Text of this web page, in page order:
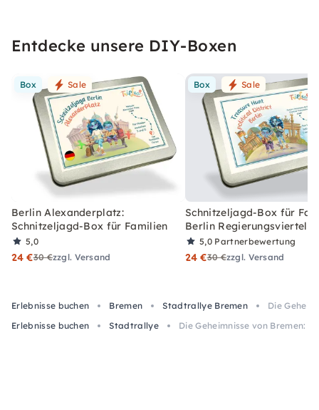
Entdecke unsere DIY-Boxen
Box Sale
Berlin Alexanderplatz:
Schnitzeljagd-Box für Familien
5,0
24 €30 €zzgl. Versand
Box Sale
Schnitzeljagd-Box für
Berlin Regierungsviertel
5,0 Partnerbewertung
24 €30 €zzgl. Versand
Erlebnisse buchen Bremen Stadtrallye Bremen
Die
Erlebnisse buchen
Stadtrallye Die Geheimnisse von Bremen: